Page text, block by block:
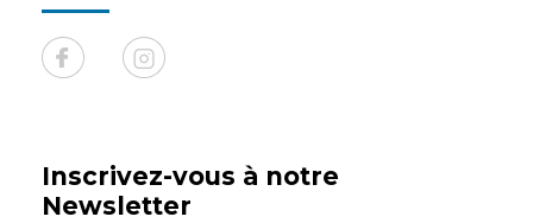
Inscrivez-vous à notre
Newsletter